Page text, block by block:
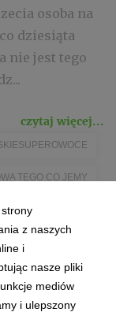
osoba na
dziesiąta
nie jest tego
czytaj więcej...
TEGO CO JEMY
NA PIEŃKU
z naszych
i
nasze pliki
mediów
i ulepszony